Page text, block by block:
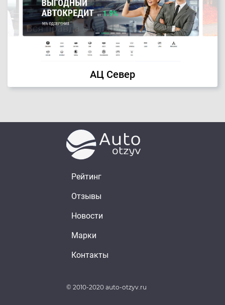
АЦ Север
Рейтинг
Отзывы
Новости
Марки
Контакты
© 2010-2020 auto-otzyv.ru